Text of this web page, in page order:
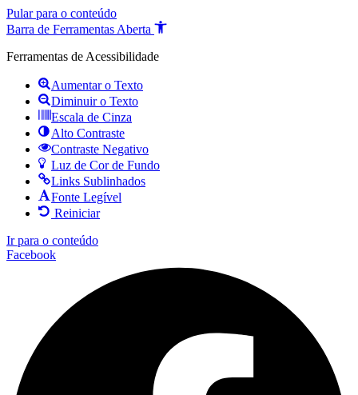
Pular para o conteúdo
Barra de Ferramentas Aberta
Ferramentas de Acessibilidade
Aumentar o Texto
Diminuir o Texto
Escala de Cinza
Alto Contraste
Contraste Negativo
Luz de Cor de Fundo
Links Sublinhados
Fonte Legível
Reiniciar
Ir para o conteúdo
Facebook